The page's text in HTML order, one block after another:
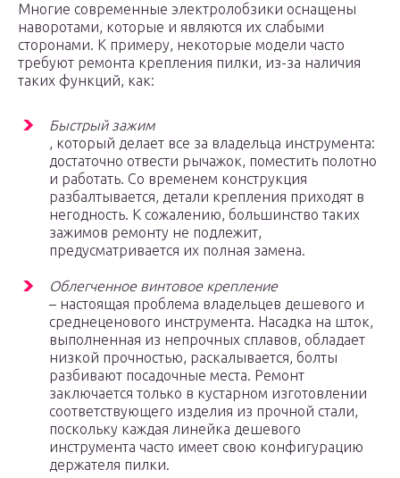
Многие современные электролобзики оснащены
наворотами, которые и являются их слабыми
сторонами. К примеру, некоторые модели часто
требуют ремонта крепления пилки, из-за наличия
таких функций, как:
Быстрый зажим
, который делает все за владельца инструмента:
достаточно отвести рычажок, поместить полотно
и работать. Со временем конструкция
разбалтывается, детали крепления приходят в
негодность. К сожалению, большинство таких
зажимов ремонту не подлежит,
предусматривается их полная замена.
Облегченное винтовое крепление
– настоящая проблема владельцев дешевого и
среднеценового инструмента. Насадка на шток,
выполненная из непрочных сплавов, обладает
низкой прочностью, раскалывается, болты
разбивают посадочные места. Ремонт
заключается только в кустарном изготовлении
соответствующего изделия из прочной стали,
поскольку каждая линейка дешевого
инструмента часто имеет свою конфигурацию
держателя пилки.